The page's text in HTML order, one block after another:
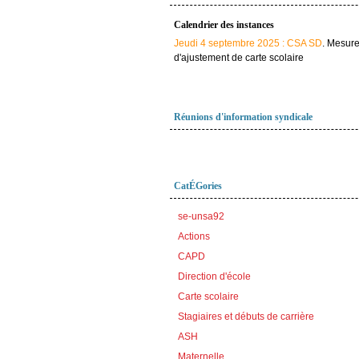
Calendrier des instances
Jeudi 4 septembre 2025 : CSA SD.
d'ajustement de carte scolaire
Réunions d'information syndicale
CatÉGories
se-unsa92
Actions
CAPD
Direction d'école
Carte scolaire
Stagiaires et débuts de carrière
ASH
Maternelle